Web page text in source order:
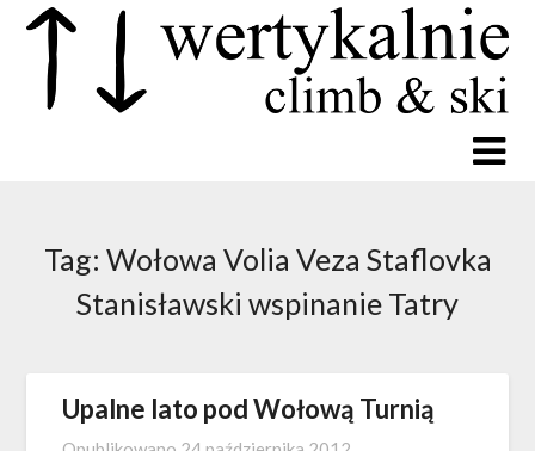
Tag: Wołowa Volia Veza Staflovka
Stanisławski wspinanie Tatry
Upalne lato pod Wołową Turnią